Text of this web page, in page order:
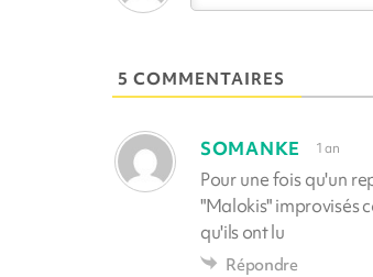
5 COMMENTAIRES
SOMANKE 1 an
Pour une fois qu'un
"Malokis" improvisés
qu'ils ont lu
Répondre